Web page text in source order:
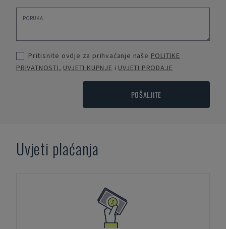
Pritisnite ovdje za prihvaćanje naše POLITIKE
PRIVATNOSTI, UVJETI KUPNJE i UVJETI PRODAJE
POŠALJITE
Uvjeti plaćanja